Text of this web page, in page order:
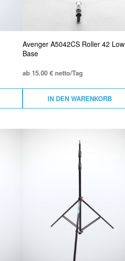
Avenger A5042CS Roller 42 Low
Base
ab 15.00 € netto/Tag
IN DEN WARENKORB